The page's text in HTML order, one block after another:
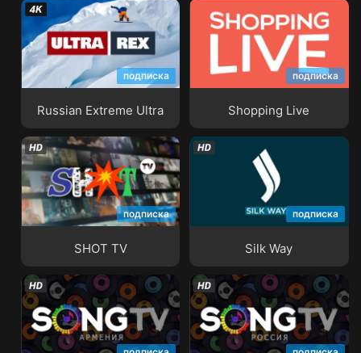
подписка
Russian Extreme Ultra
Russian Extreme Ultra
подписка
Shopping Live
Shopping Live
подписка
SHOT TV
SHOT TV
подписка
Silk Way